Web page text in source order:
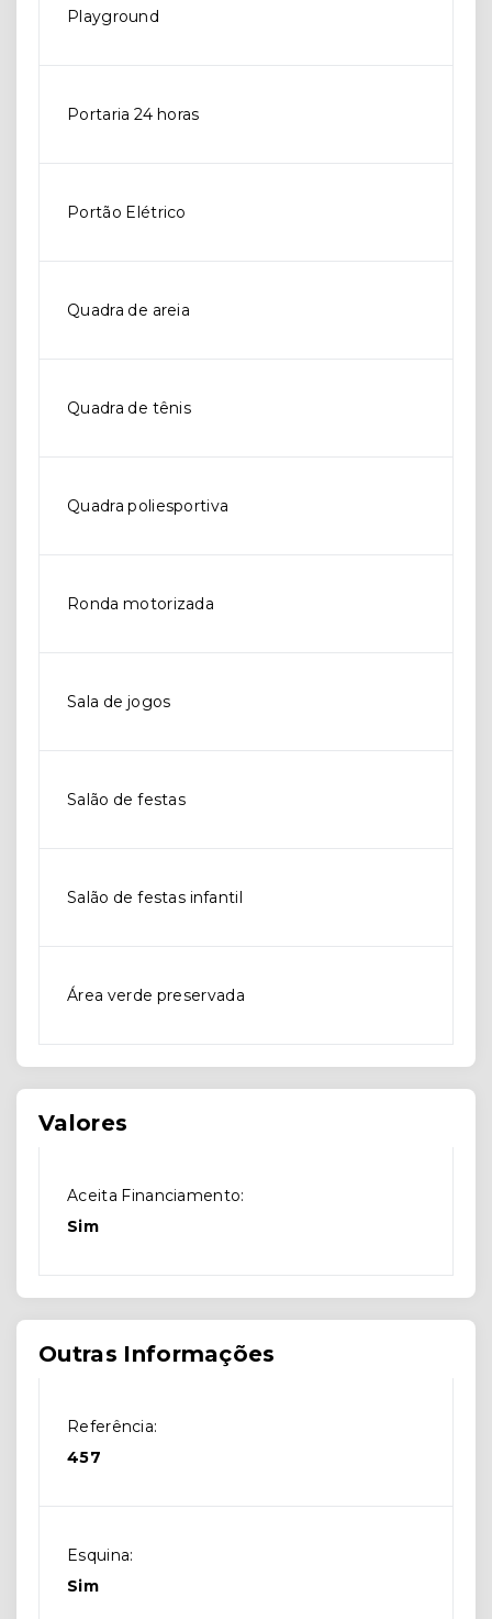
Playground
Portaria 24 horas
Portão Elétrico
Quadra de areia
Quadra de tênis
Quadra poliesportiva
Ronda motorizada
Sala de jogos
Salão de festas
Salão de festas infantil
Área verde preservada
Valores
Aceita Financiamento:
Sim
Outras Informações
Referência:
457
Esquina:
Sim